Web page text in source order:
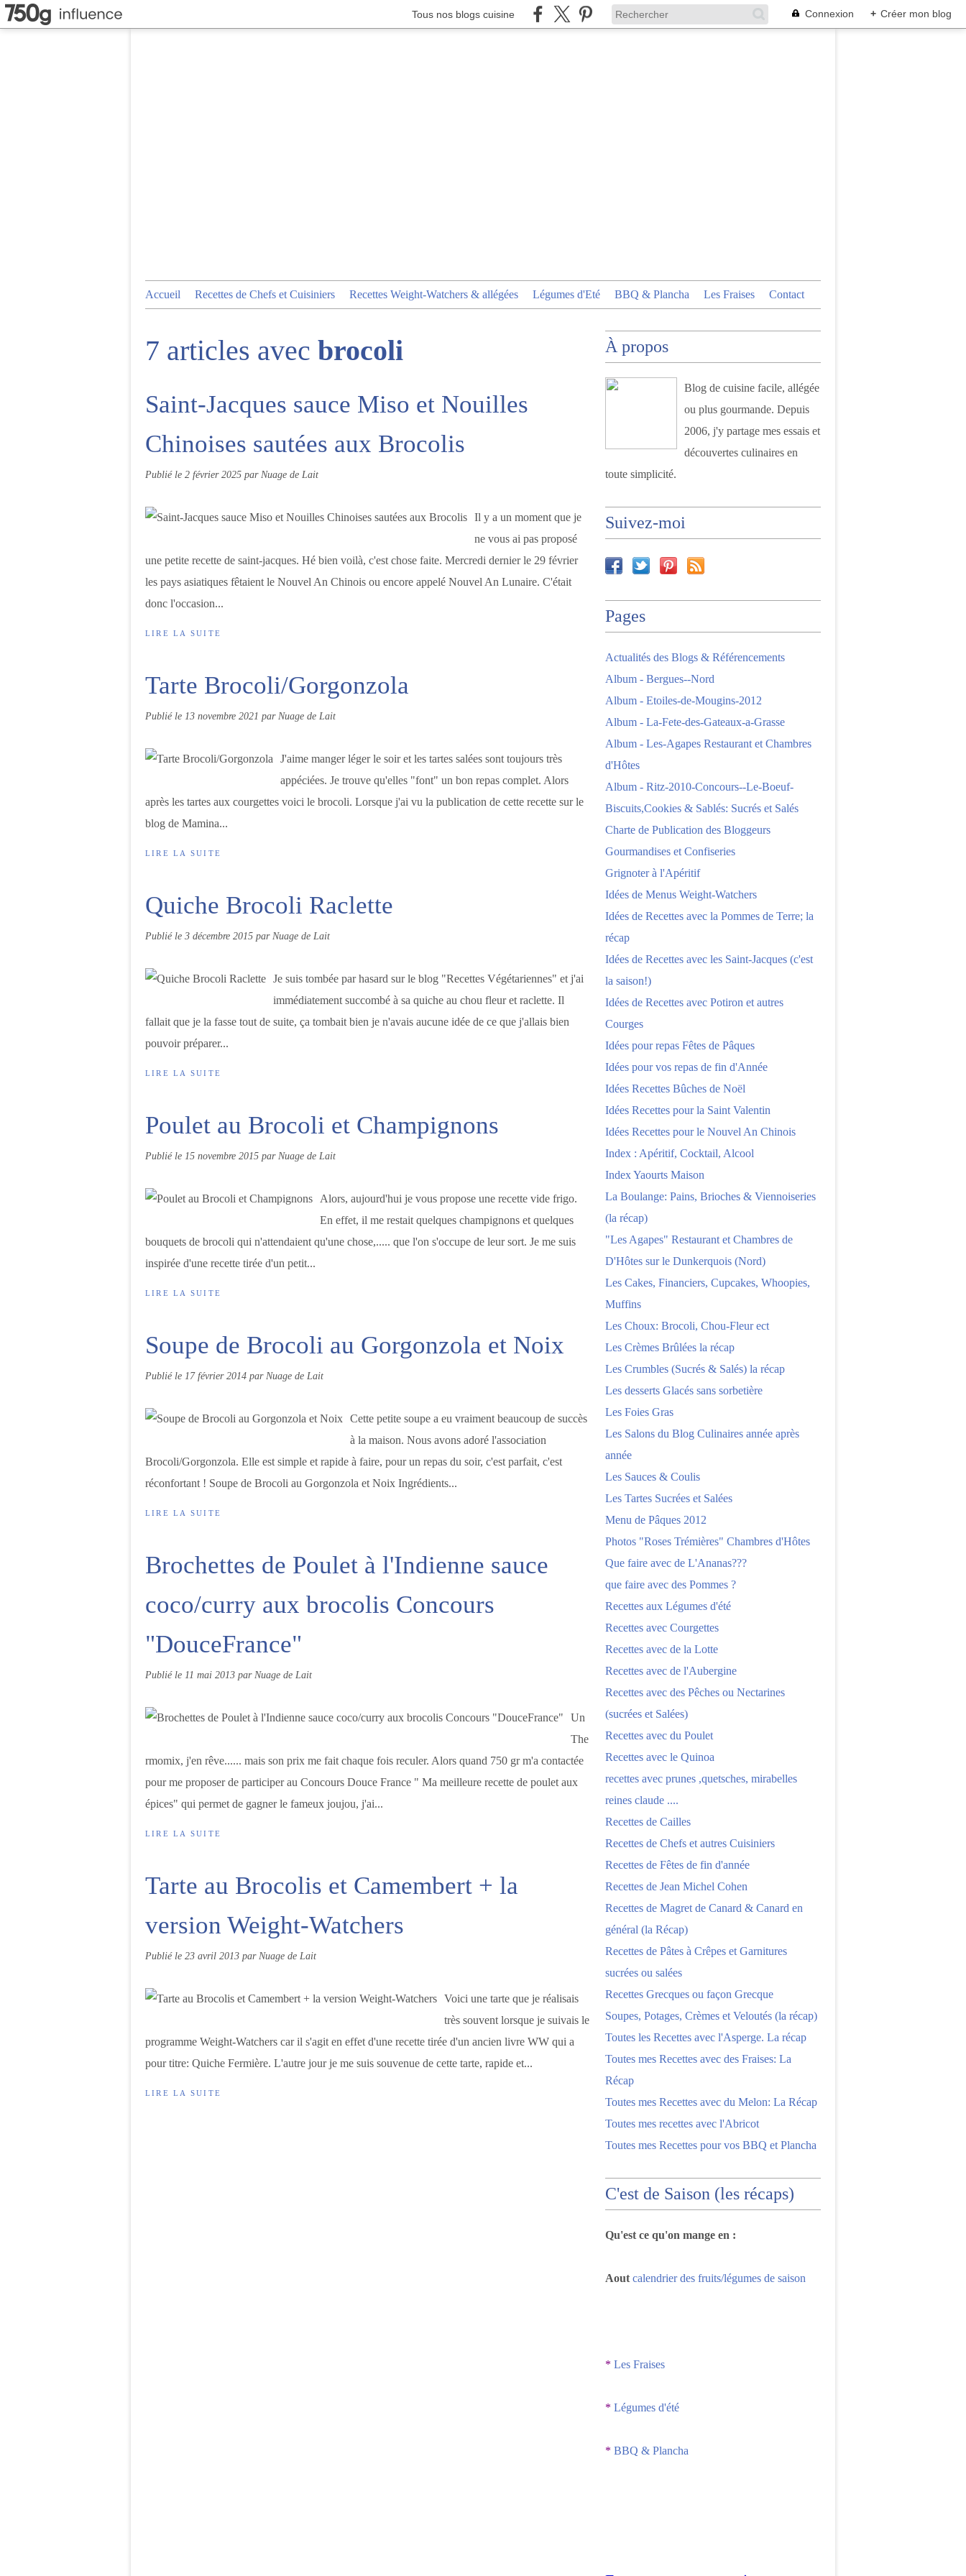
Tous nos blogs cuisine Connexion + Créer mon blog
Accueil Recettes de Chefs et Cuisiniers Recettes Weight-Watchers & allégées Légumes d'Eté BBQ & Plancha Les Fraises Contact
7 articles avec brocoli
Saint-Jacques sauce Miso et Nouilles
Chinoises sautées aux Brocolis
Publié le 2 février 2025 par Nuage de Lait
Il y a un moment que je
ne vous ai pas proposé
une petite recette de saint-jacques. Hé bien voilà, c'est chose faite. Mercredi dernier le 29 février
les pays asiatiques fêtaient le Nouvel An Chinois ou encore appelé Nouvel An Lunaire. C'était
donc l'occasion...
LIRE LA SUITE
Tarte Brocoli/Gorgonzola
Publié le 13 novembre 2021 par Nuage de Lait
J'aime manger léger le soir et les tartes salées sont toujours très
appéciées. Je trouve qu'elles "font" un bon repas complet. Alors
après les tartes aux courgettes voici le brocoli. Lorsque j'ai vu la publication de cette recette sur le
blog de Mamina...
LIRE LA SUITE
Quiche Brocoli Raclette
Publié le 3 décembre 2015 par Nuage de Lait
Je suis tombée par hasard sur le blog "Recettes Végétariennes" et j'ai
immédiatement succombé à sa quiche au chou fleur et raclette. Il
fallait que je la fasse tout de suite, ça tombait bien je n'avais aucune idée de ce que j'allais bien
pouvoir préparer...
LIRE LA SUITE
Poulet au Brocoli et Champignons
Publié le 15 novembre 2015 par Nuage de Lait
Alors, aujourd'hui je vous propose une recette vide frigo.
En effet, il me restait quelques champignons et quelques
bouquets de brocoli qui n'attendaient qu'une chose,..... que l'on s'occupe de leur sort. Je me suis
inspirée d'une recette tirée d'un petit...
LIRE LA SUITE
Soupe de Brocoli au Gorgonzola et Noix
Publié le 17 février 2014 par Nuage de Lait
Cette petite soupe a eu vraiment beaucoup de succès
à la maison. Nous avons adoré l'association
Brocoli/Gorgonzola. Elle est simple et rapide à faire, pour un repas du soir, c'est parfait, c'est
réconfortant ! Soupe de Brocoli au Gorgonzola et Noix Ingrédients...
LIRE LA SUITE
Brochettes de Poulet à l'Indienne sauce
coco/curry aux brocolis Concours
"DouceFrance"
Publié le 11 mai 2013 par Nuage de Lait
Un
The
rmomix, j'en rêve...... mais son prix me fait chaque fois reculer. Alors quand 750 gr m'a contactée
pour me proposer de participer au Concours Douce France " Ma meilleure recette de poulet aux
épices" qui permet de gagner le fameux joujou, j'ai...
LIRE LA SUITE
Tarte au Brocolis et Camembert + la
version Weight-Watchers
Publié le 23 avril 2013 par Nuage de Lait
Voici une tarte que je réalisais
très souvent lorsque je suivais le
programme Weight-Watchers car il s'agit en effet d'une recette tirée d'un ancien livre WW qui a
pour titre: Quiche Fermière. L'autre jour je me suis souvenue de cette tarte, rapide et...
LIRE LA SUITE
À propos
Blog de cuisine facile, allégée
ou plus gourmande. Depuis
2006, j'y partage mes essais et
découvertes culinaires en
toute simplicité.
Suivez-moi
Pages
Actualités des Blogs & Référencements
Album - Bergues--Nord
Album - Etoiles-de-Mougins-2012
Album - La-Fete-des-Gateaux-a-Grasse
Album - Les-Agapes Restaurant et Chambres
d'Hôtes
Album - Ritz-2010-Concours--Le-Boeuf-
Biscuits,Cookies & Sablés: Sucrés et Salés
Charte de Publication des Bloggeurs
Gourmandises et Confiseries
Grignoter à l'Apéritif
Idées de Menus Weight-Watchers
Idées de Recettes avec la Pommes de Terre; la
récap
Idées de Recettes avec les Saint-Jacques (c'est
la saison!)
Idées de Recettes avec Potiron et autres
Courges
Idées pour repas Fêtes de Pâques
Idées pour vos repas de fin d'Année
Idées Recettes Bûches de Noël
Idées Recettes pour la Saint Valentin
Idées Recettes pour le Nouvel An Chinois
Index : Apéritif, Cocktail, Alcool
Index Yaourts Maison
La Boulange: Pains, Brioches & Viennoiseries
(la récap)
"Les Agapes" Restaurant et Chambres de
D'Hôtes sur le Dunkerquois (Nord)
Les Cakes, Financiers, Cupcakes, Whoopies,
Muffins
Les Choux: Brocoli, Chou-Fleur ect
Les Crèmes Brûlées la récap
Les Crumbles (Sucrés & Salés) la récap
Les desserts Glacés sans sorbetière
Les Foies Gras
Les Salons du Blog Culinaires année après
année
Les Sauces & Coulis
Les Tartes Sucrées et Salées
Menu de Pâques 2012
Photos "Roses Trémières" Chambres d'Hôtes
Que faire avec de L'Ananas???
que faire avec des Pommes ?
Recettes aux Légumes d'été
Recettes avec Courgettes
Recettes avec de la Lotte
Recettes avec de l'Aubergine
Recettes avec des Pêches ou Nectarines
(sucrées et Salées)
Recettes avec du Poulet
Recettes avec le Quinoa
recettes avec prunes ,quetsches, mirabelles
reines claude ....
Recettes de Cailles
Recettes de Chefs et autres Cuisiniers
Recettes de Fêtes de fin d'année
Recettes de Jean Michel Cohen
Recettes de Magret de Canard & Canard en
général (la Récap)
Recettes de Pâtes à Crêpes et Garnitures
sucrées ou salées
Recettes Grecques ou façon Grecque
Soupes, Potages, Crèmes et Veloutés (la récap)
Toutes les Recettes avec l'Asperge. La récap
Toutes mes Recettes avec des Fraises: La
Récap
Toutes mes Recettes avec du Melon: La Récap
Toutes mes recettes avec l'Abricot
Toutes mes Recettes pour vos BBQ et Plancha
C'est de Saison (les récaps)
Qu'est ce qu'on mange en :
Aout calendrier des fruits/légumes de saison
* Les Fraises
* Légumes d'été
* BBQ & Plancha